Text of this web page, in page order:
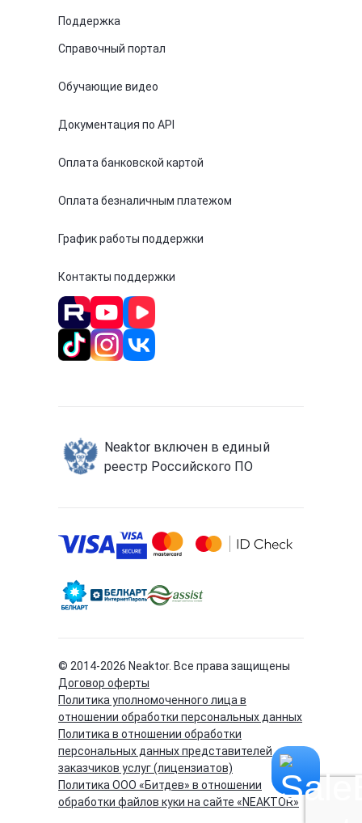
Поддержка
Справочный портал
Обучающие видео
Документация по API
Оплата банковской картой
Оплата безналичным платежом
График работы поддержки
Контакты поддержки
Neaktor включен в единый
реестр Российского ПО
© 2014-2026 Neaktor. Все права защищены
Договор оферты
Политика уполномоченного лица в
отношении обработки персональных данных
Политика в отношении обработки
персональных данных представителей
заказчиков услуг (лицензиатов)
Политика ООО «Битдев» в отношении
обработки файлов куки на сайте «NEAKTOR»